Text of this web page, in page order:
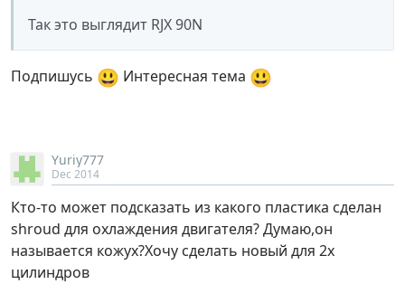
Так это выглядит RJX 90N
Подпишусь 😃 Интересная тема 😃
Yuriy777
Dec 2014
Кто-то может подсказать из какого пластика сделан
shroud для охлаждения двигателя? Думаю,он
называется кожух?Хочу сделать новый для 2х
цилиндров